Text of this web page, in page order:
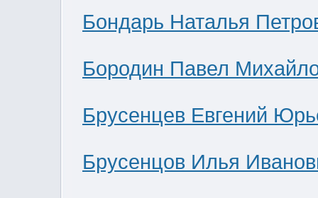
Бондарь Наталья
Бородин Павел
Брусенцев Евгений
Брусенцов Илья